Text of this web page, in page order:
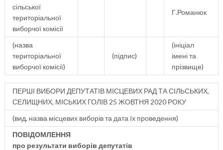
сільської
територіальної
виборчої комісії
Г.Романюк
(назва
територіальної
виборчої комісії)
(підпис)
(ініціал
імені та
прізвище)
ПЕРШІ ВИБОРИ ДЕПУТАТІВ МІСЦЕВИХ РАД ТА СІЛЬСЬКИХ,
СЕЛИЩНИХ, МІСЬКИХ ГОЛІВ 25 ЖОВТНЯ 2020 РОКУ
(вид, назва місцевих виборів та дата їх проведення)
ПОВІДОМЛЕННЯ
про результати виборів депутатів